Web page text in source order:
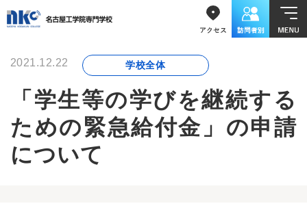
2021.12.22 学校全体
「学生等の学びを継続する
ための緊急給付金」の申請
について